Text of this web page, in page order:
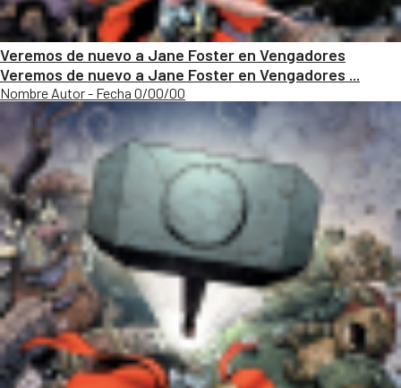
Veremos de nuevo a Jane Foster en Vengadores
Veremos de nuevo a Jane Foster en Vengadores ...
Nombre Autor - Fecha 0/00/00